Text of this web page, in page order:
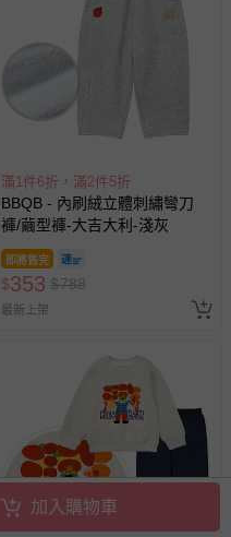
滿1件6折，滿2件5折
BBQB - 內刷絨立體刺繡彎刀
褲/繭型褲-大吉大利-淺灰
即將售完
$353 $788
最新上架
加入購物車